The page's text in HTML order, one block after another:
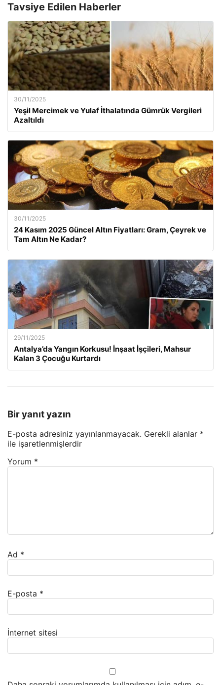
Tavsiye Edilen Haberler
30/11/2025
Yeşil Mercimek ve Yulaf İthalatında Gümrük Vergileri
Azaltıldı
30/11/2025
24 Kasım 2025 Güncel Altın Fiyatları: Gram, Çeyrek ve
Tam Altın Ne Kadar?
29/11/2025
Antalya’da Yangın Korkusu! İnşaat İşçileri, Mahsur
Kalan 3 Çocuğu Kurtardı
Bir yanıt yazın
E-posta adresiniz yayınlanmayacak. Gerekli alanlar *
ile işaretlenmişlerdir
Yorum *
Ad *
E-posta *
İnternet sitesi